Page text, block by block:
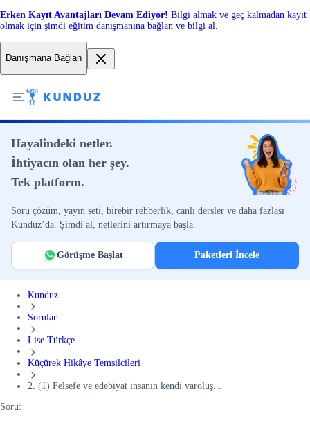
Erken Kayıt Avantajları Devam Ediyor! Bilgi almak ve geç kalmadan kayıt
olmak için şimdi eğitim danışmanına bağlan ve bilgi al.
Danışmana Bağlan
Hayalindeki netler.
İhtiyacın olan her şey.
Tek platform.
Soru çözüm, yayın seti, birebir rehberlik, canlı dersler ve daha fazlası
Kunduz’da. Şimdi al, netlerini artırmaya başla.
Görüşme Başlat Paketleri İncele
Kunduz
Sorular
Lise Türkçe
Küçürek Hikâye Temsilcileri
2. (1) Felsefe ve edebiyat insanın kendi varoluş...
Soru: